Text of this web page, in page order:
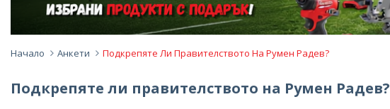
Начало Анкети Подкрепяте Ли Правителството На Румен Радев?
Подкрепяте ли правителството на Румен Радев?